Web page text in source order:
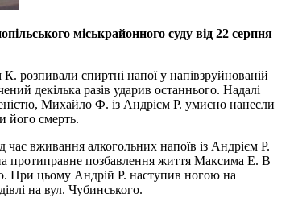
міськрайонного суду від 22 серпня
розпивали спиртні напої у напівзруйнованій
декілька разів ударив останнього. Надалі
Михайло Ф. із Андрієм Р. умисно нанесли
його смерть.
вживання алкогольних напоїв із Андрієм Р.
протиправне позбавлення життя Максима Е. В
При цьому Андрій Р. наступив ногою на
на вул. Чубинського.